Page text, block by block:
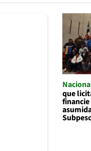
que